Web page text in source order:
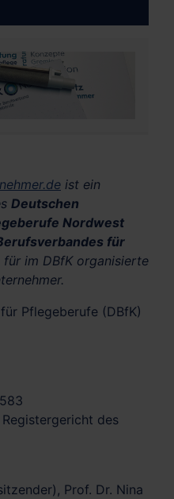
ist ein
Deutschen
Nordwest
für
für im DBfK organisierte
Pflegeberufe (DBfK)
des
Prof. Dr. Nina